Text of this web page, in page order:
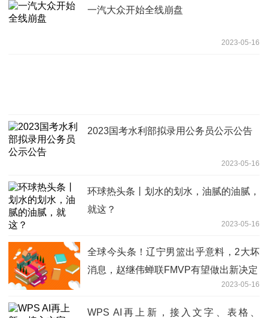
一汽大众开始全线崩盘
2023-05-16
2023国考水利部拟录用公务员公示公告
2023-05-16
环球热头条丨划水的划水，油腻的油腻，
就这？
2023-05-16
全球今头条！辽宁男篮出乎意料，2大坏
消息，赵继伟蝉联FMVP有望做出新决定
2023-05-16
WPS AI再上新，接入文字、表格、